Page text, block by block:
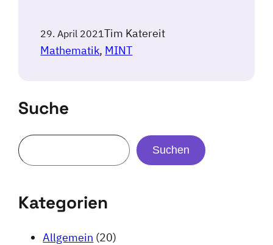
29. April 2021Tim Katereit
Mathematik, MINT
Suche
Suchen
Kategorien
Allgemein (20)